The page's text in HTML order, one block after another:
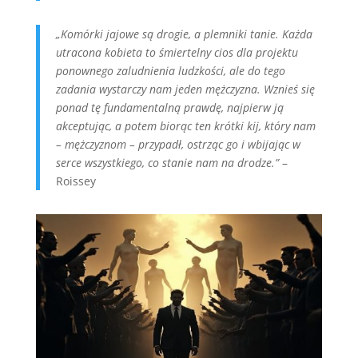
„Komórki jajowe są drogie, a plemniki tanie. Każda
utracona kobieta to śmiertelny cios dla projektu
ponownego zaludnienia ludzkości, ale do tego
zadania wystarczy nam jeden mężczyzna. Wznieś się
ponad tę fundamentalną prawdę, najpierw ją
akceptując, a potem biorąc ten krótki kij, który nam
– mężczyznom – przypadł, ostrząc go i wbijając w
serce wszystkiego, co stanie nam na drodze.”–
Roissey